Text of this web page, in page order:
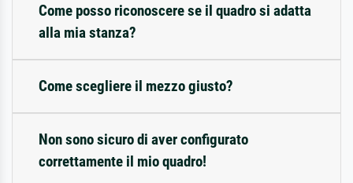
Come posso riconoscere se il quadro si adatta
alla mia stanza?
Come scegliere il mezzo giusto?
Non sono sicuro di aver configurato
correttamente il mio quadro!